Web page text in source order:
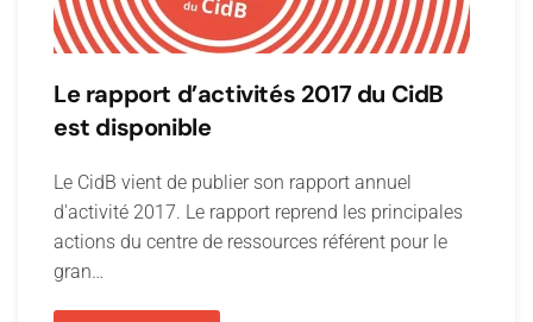
Le rapport d’activités 2017 du CidB
est disponible
Le CidB vient de publier son rapport annuel
d'activité 2017. Le rapport reprend les principales
actions du centre de ressources référent pour le
gran…